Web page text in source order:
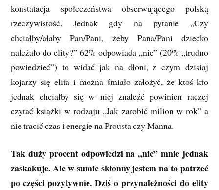
konstatacja społeczeństwa obserwującego polską
rzeczywistość. Jednak gdy na pytanie „Czy
chciałby/ałaby Pan/Pani, żeby Pana/Pani dziecko
należało do elity?” 62% odpowiada „nie” (20% „trudno
powiedzieć”) to widać jak na dłoni, z czym dzisiaj
kojarzy się elita i można śmiało założyć, że ktoś kto
jednak chciałby się w niej znaleźć powinien raczej
czytać książki w rodzaju „Jak zarobić milion w rok” a
nie tracić czas i energie na Prousta czy Manna.
Tak duży procent odpowiedzi na „nie” mnie jednak
zaskakuje. Ale w sumie skłonny jestem na to patrzeć
po części pozytywnie. Dziś o przynależności do elity